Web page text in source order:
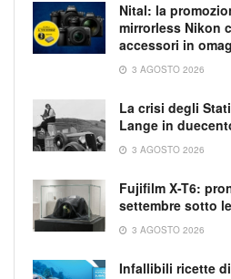
Nital: la
mirrorless Nikon
accessori in
3 AGOSTO 2026
La crisi degli
Lange in
3 AGOSTO 2026
Fujifilm X-T6:
settembre sotto
3 AGOSTO 2026
Infallibili ricette